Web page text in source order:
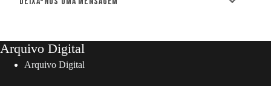
Arquivo Digital
Arquivo Digital